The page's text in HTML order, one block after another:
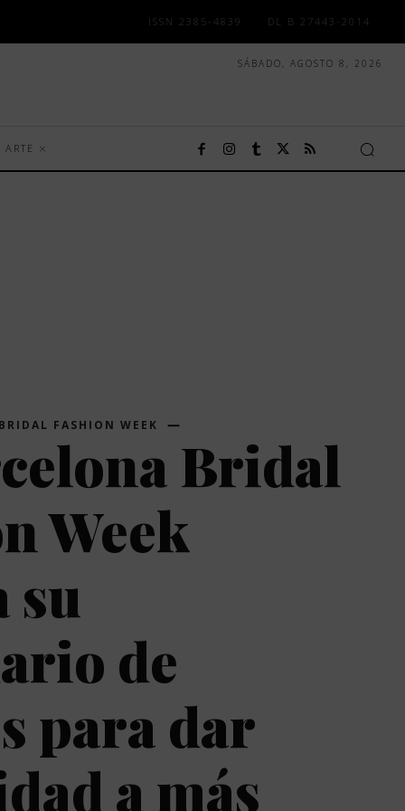
ISSN 2385-4839 DL B 27443-2014
SÁBADO, AGOSTO 8, 2026
ARTE
FASHION WEEK
Bridal
Week
su
de
para dar
a más